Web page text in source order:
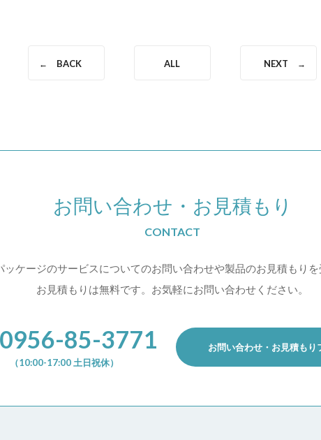
BACK ALL NEXT
お問い合わせ ・ お見積もり
CONTACT
ッケージのサービスについてのお問い合わせや製品のお見積もりを
お見積もりは無料です。お気軽にお問い合わせください。
85-3771
（10:00-17:00 土日祝休）
お問い合わせ・お見積もり